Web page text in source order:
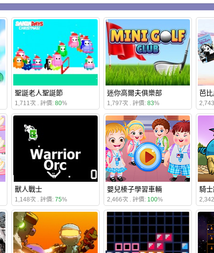
聖誕老人聖誕節
1,711次 . 評價: 80%
迷你高爾夫俱樂部
1,797次 . 評價: 83%
芭
獸人戰士
1,148次 . 評價: 75%
嬰兒榛子學習車輛
2,466次 . 評價: 100%
騎